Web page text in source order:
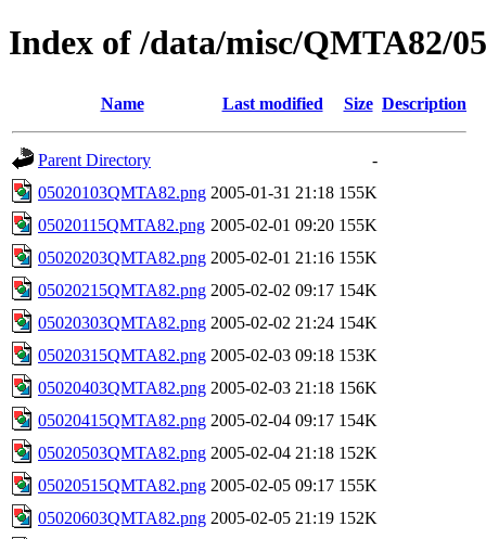
Index of /data/misc/QMTA82/
Name Last modified Size Description
Parent Directory
-
05020103QMTA82.png 2005-01-31 21:18 155K
05020115QMTA82.png 2005-02-01 09:20 155K
05020203QMTA82.png 2005-02-01 21:16 155K
05020215QMTA82.png 2005-02-02 09:17 154K
05020303QMTA82.png 2005-02-02 21:24 154K
05020315QMTA82.png 2005-02-03 09:18 153K
05020403QMTA82.png 2005-02-03 21:18 156K
05020415QMTA82.png 2005-02-04 09:17 154K
05020503QMTA82.png 2005-02-04 21:18 152K
05020515QMTA82.png 2005-02-05 09:17 155K
05020603QMTA82.png 2005-02-05 21:19 152K